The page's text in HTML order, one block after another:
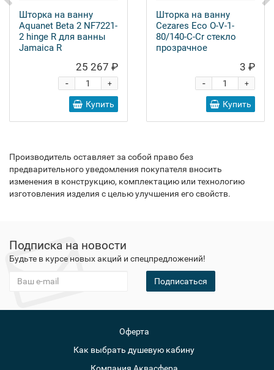
Шторка на ванну
Aquanet Beta 2 NF7221-
2 hinge R для ванны
Jamaica R
25 267 ₽
+
-
Купить
Шторка на ванну
Cezares Eco O-V-1-
80/140-C-Cr стекло
прозрачное
3 ₽
+
-
Купить
Производитель оставляет за собой право без
предварительного уведомления покупателя вносить
изменения в конструкцию, комплектацию или технологию
изготовления изделия с целью улучшения его свойств.
Подписка на новости
Будьте в курсе новых акций и спецпредложений!
Подписаться
Оферта
Как выбрать душевую кабину